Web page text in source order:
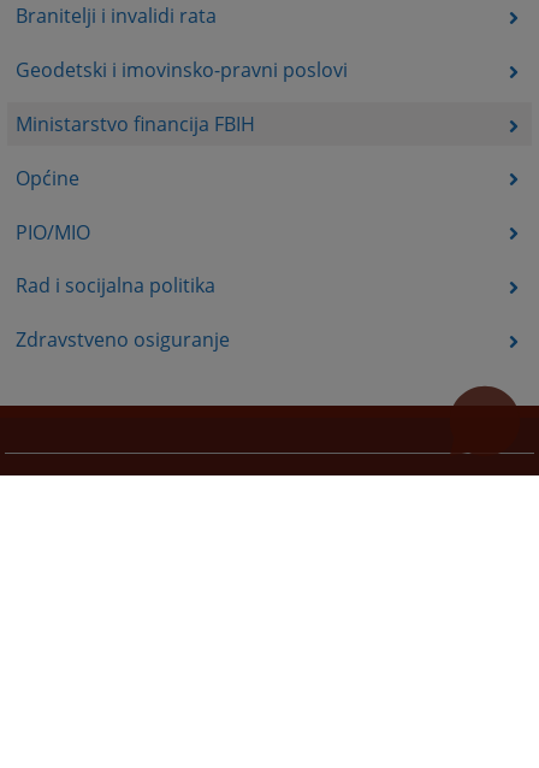
Branitelji i invalidi rata
Geodetski i imovinsko-pravni poslovi
Ministarstvo financija FBIH
Općine
PIO/MIO
Rad i socijalna politika
Zdravstveno osiguranje